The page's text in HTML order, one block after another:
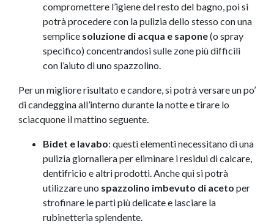
compromettere l’igiene del resto del bagno, poi si
potrà procedere con la pulizia dello stesso con una
semplice soluzione di acqua e sapone(o spray
specifico) concentrandosi sulle zone più difficili
con l’aiuto di uno spazzolino.
Per un migliore risultato e candore, si potrà versare un po’
di candeggina all’interno durante la notte e tirare lo
sciacquone il mattino seguente.
Bidet e lavabo: questi elementi necessitano di una
pulizia giornaliera per eliminare i residui di calcare,
dentifricio e altri prodotti. Anche qui si potrà
utilizzare uno spazzolino imbevuto di aceto per
strofinare le parti più delicate e lasciare la
rubinetteria splendente.